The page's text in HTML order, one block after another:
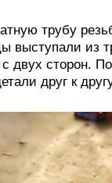
трубу
выступали из
двух сторон.
друг к